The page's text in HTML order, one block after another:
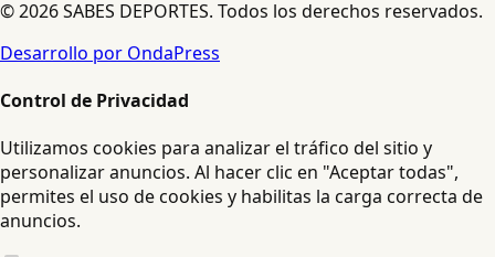
© 2026 SABES DEPORTES. Todos los derechos reservados.
Desarrollo por OndaPress
Control de Privacidad
Utilizamos cookies para analizar el tráfico del sitio y
personalizar anuncios. Al hacer clic en "Aceptar todas",
permites el uso de cookies y habilitas la carga correcta de
anuncios.